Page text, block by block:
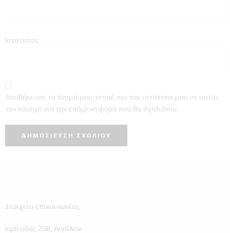
Ιστότοπος
Αποθήκευσε το όνομά μου, email, και τον ιστότοπο μου σε αυτόν
τον πλοηγό για την επόμενη φορά που θα σχολιάσω.
Στοιχεία επικοινωνίας
Ιερά οδός 258, Αιγάλεω